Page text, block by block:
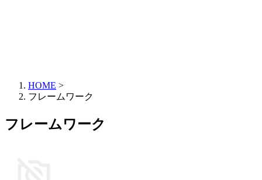
HOME >
フレームワーク
フレームワーク